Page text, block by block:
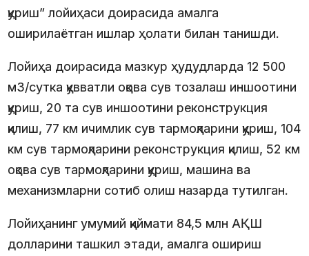
қуриш” лойиҳаси доирасида амалга
оширилаётган ишлар ҳолати билан танишди.
Лойиҳа доирасида мазкур ҳудудларда 12 500
м3/сутка қувватли оқова сув тозалаш иншоотини
қуриш, 20 та сув иншоотини реконструкция
қилиш, 77 км ичимлик сув тармоқларини қуриш, 104
км сув тармоқларини реконструкция қилиш, 52 км
оқова сув тармоқларини қуриш, машина ва
механизмларни сотиб олиш назарда тутилган.
Лойиҳанинг умумий қиймати 84,5 млн АҚШ
долларини ташкил этади, амалга ошириш